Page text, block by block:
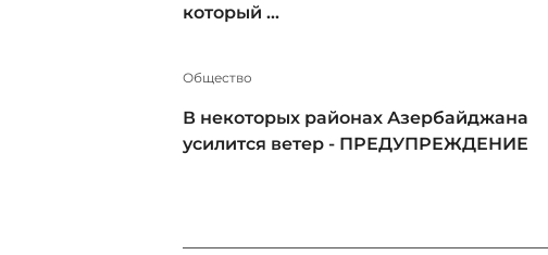
который ...
Общество
В некоторых районах Азербайджана
усилится ветер - ПРЕДУПРЕЖДЕНИЕ